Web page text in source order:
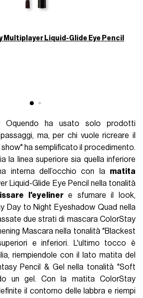
Multiplayer Liquid-Glide Eye Pencil
Oquendo ha usato solo prodotti
ma, per chi vuole ricreare il
ha semplificato il procedimento.
la linea superiore sia quella inferiore
interna dell’occhio con la matita
Liquid-Glide Eye Pencil nella tonalità
l'eyelinere sfumare il look,
Day to Night Eyeshadow Quad nella
due strati di mascara ColorStay
Mascara nella tonalità "Blackest
e inferiori. L'ultimo tocco è
riempiendole con il lato matita del
Pencil & Gel nella tonalità "Soft
un gel. Con la matita ColorStay
il contorno delle labbra e riempi